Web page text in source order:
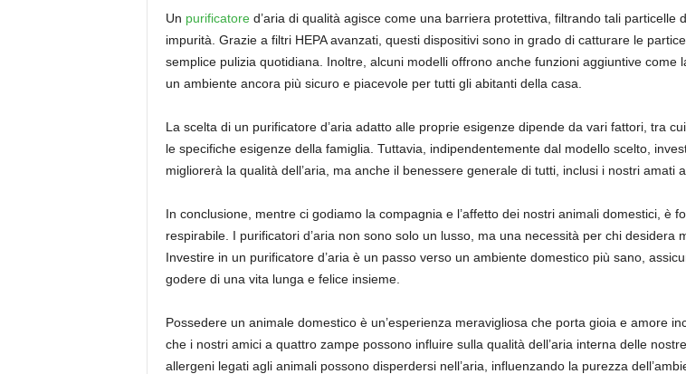
Un purificatored’aria di qualità agisce come una barriera protettiva, filtrando tali particelle
impurità. Grazie a filtri HEPA avanzati, questi dispositivi sono in grado di catturare le
semplice pulizia quotidiana. Inoltre, alcuni modelli offrono anche funzioni aggiuntive
un ambiente ancora più sicuro e piacevole per tutti gli abitanti della casa.
La scelta di un purificatore d’aria adatto alle proprie esigenze dipende da vari fattori, tra
le specifiche esigenze della famiglia. Tuttavia, indipendentemente dal modello scelto,
migliorerà la qualità dell’aria, ma anche il benessere generale di tutti, inclusi i nostri amati
In conclusione, mentre ci godiamo la compagnia e l’affetto dei nostri animali domestici, è
respirabile. I purificatori d’aria non sono solo un lusso, ma una necessità per chi
Investire in un purificatore d’aria è un passo verso un ambiente domestico più sano,
godere di una vita lunga e felice insieme.
Possedere un animale domestico è un’esperienza meravigliosa che porta gioia e amore
che i nostri amici a quattro zampe possono influire sulla qualità dell’aria interna delle
allergeni legati agli animali possono disperdersi nell’aria, influenzando la purezza